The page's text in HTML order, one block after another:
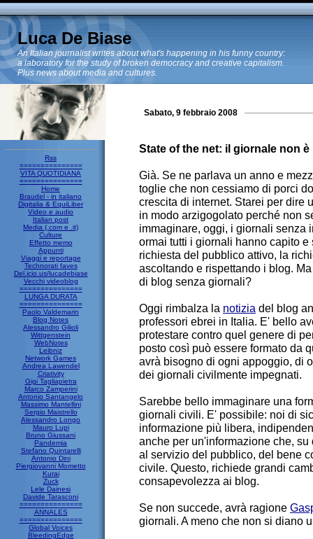
Luca De Biase
An Italian journalist writes about what's happening in his funny country:
a laboratory for the study of broken democracy and creative capitalism.
Plus news about media and cultures.
Rss
===============
VITA QUOTIDIANA
===============
Home
Braudel - in italiano
Digitalia & EquiLiber
Video e audio
Italian post
Media (.com e .it)
Culture
Effetto memo
Appunti
Viaggi e reportage
Technorati faves
Del.icio.us/lucadebiase
Vecchi videoblog
===============
LUNGA DURATA
===============
Paolo Valdemarin
Blog Notes
Alessandro Gilioli
Wittgenstein
WebNotes
Leibniz
Network Games
Andrea Lawendel
Criativity
Gigi Tagliapietra
Marco Zamperini
Antonio Santangelo
Massimo Mantellini
Sergio Maistrello
Alessandro Longo
Mauro Lupi
Bruno Giussani
Pandemia
Stefano Quintarelli
Antonio Dini
Piergiovanni Mometto
Kurai
Zuck
Lele Dainesi
Davide Tarasconi
===============
ANNALES
===============
Global Voices
BleedingEdge
Sabato, 9 febbraio 2008
State of the net: il giornale non è
Già. Se ne parlava un anno e
toglie che non cessiamo di porci
crescita di internet. Starei per dire
in modo arzigogolato perché non
immaginare, oggi, i giornali senza
ormai tutti i giornali hanno capito
richiesta del pubblico attivo, la
ascoltando e rispettando i blog.
di blog senza giornali?
Oggi rimbalza la notizia del blog
professori ebrei in Italia. E' bello
protestare contro quel genere di
posto così può essere formato da
avrà bisogno di ogni appoggio, di
dei giornali civilmente impegnati.
Sarebbe bello immaginare una
giornali civili. E' possibile: noi di
informazione più libera,
anche per un'informazione che,
al servizio del pubblico, del bene
civile. Questo, richiede grandi
consapevolezza ai blog.
Se non succede, avrà ragione
giornali. A meno che non si diano